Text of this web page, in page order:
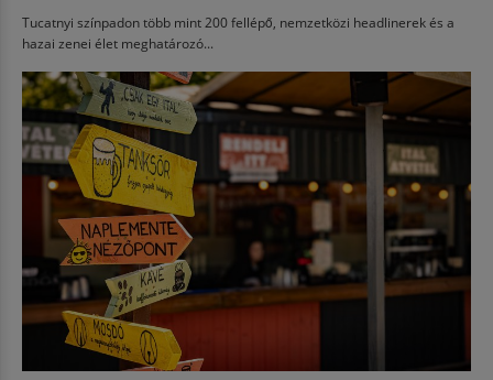
Tucatnyi színpadon több mint 200 fellépő, nemzetközi headlinerek és a
hazai zenei élet meghatározó...